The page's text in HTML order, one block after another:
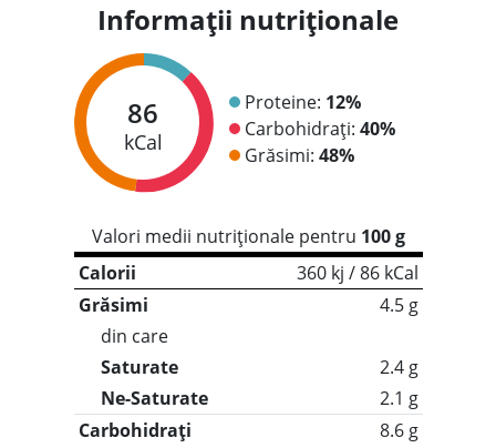
Informații nutriționale
86
kCal
Proteine: 12%
Carbohidrați: 40%
Grăsimi: 48%
Valori medii nutriționale pentru 100 g
Calorii
360 kj / 86 kCal
Grăsimi
4.5 g
din care
Saturate
2.4 g
Ne-Saturate
2.1 g
Carbohidrați
8.6 g